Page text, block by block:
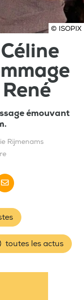
© ISOPIX
émouvant
Rijmenams
toutes les actus